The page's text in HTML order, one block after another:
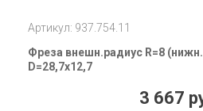
Артикул: 937.754.11
Фреза внешн.радиус R=8
D=28,7x12,7
3 667